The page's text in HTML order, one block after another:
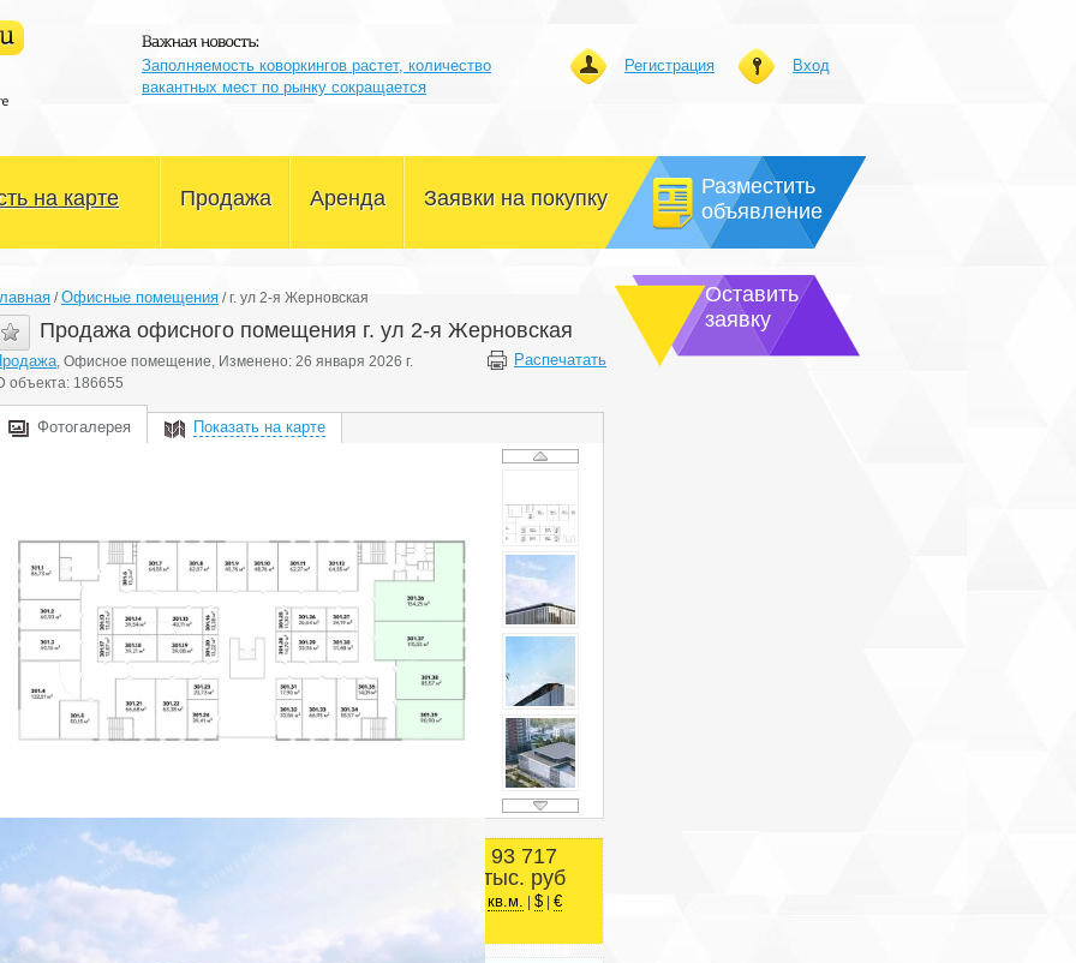
Заполняемость коворкингов растет, количество
вакантных мест по рынку сокращается
Вход
Регистрация
на карте Продажа
Склады и производство
Магазины и сфера услуг
Здания и участки
Аренда
Склады и производство
Магазины и сфера услуг
Здания и участки
Заявки на покупку
Разместить
объявление
/Офисные помещения /г. ул 2-я Жерновская
Продажа офисного помещения г. ул 2-я Жерновская
, Офисное помещение, Изменено: 26 января 2026 г. Распечатать
объекта: 186655
Фотогалерея Показать на карте
Красногвардейский район
ст.м. Ладожская
93 717
тыс. руб
кв.м. $| €
Оставить
заявку